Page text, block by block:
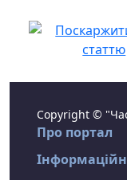
Copyright ©
Про портал